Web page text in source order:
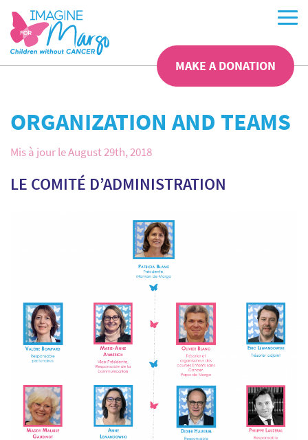
MAKE A DONATION
ORGANIZATION AND TEAMS
Mis à jour le August 29th, 2018
LE COMITÉ D’ADMINISTRATION